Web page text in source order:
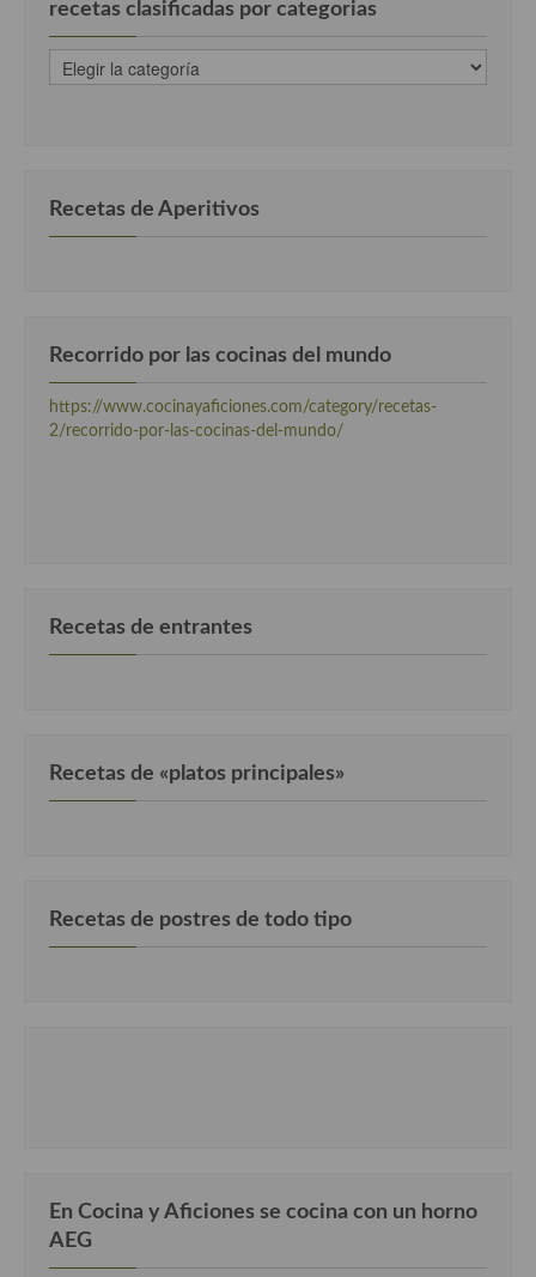
recetas clasificadas por categorias
recetas
clasificadas
Recetas de Aperitivos
Recorrido por las cocinas del mundo
https://www.cocinayaficiones.com/category/recetas-
2/recorrido-por-las-cocinas-del-mundo/
Recetas de entrantes
Recetas de «platos principales»
Recetas de postres de todo tipo
En Cocina y Aficiones se cocina con un horno
AEG